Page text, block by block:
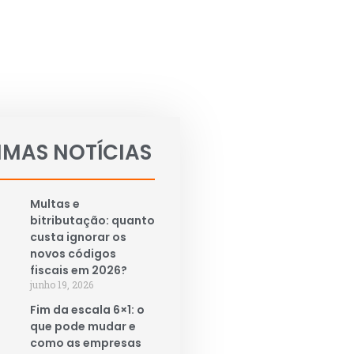
NOTÍCIAS
Multas e
bitributação: quanto
custa ignorar os
novos códigos
fiscais em 2026?
junho 19, 2026
Fim da escala 6×1: o
que pode mudar e
como as empresas